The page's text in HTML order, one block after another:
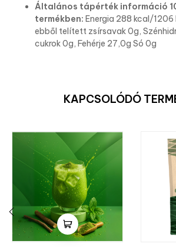
Általános tápérték információ
termékben: Energia 288 kcal/1206
ebből telített zsírsavak 0g,
cukrok 0g, Fehérje 27,0g Só 0g
KAPCSOLÓDÓ
‹